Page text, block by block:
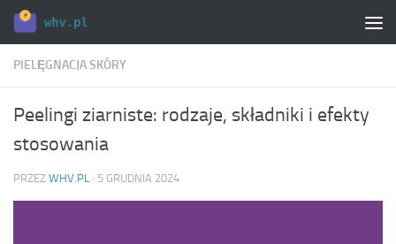
Skip to content
PIELĘGNACJA SKÓRY
Peelingi ziarniste: rodzaje, składniki i efekty
stosowania
PRZEZ WHV.PL · 5 GRUDNIA 2024